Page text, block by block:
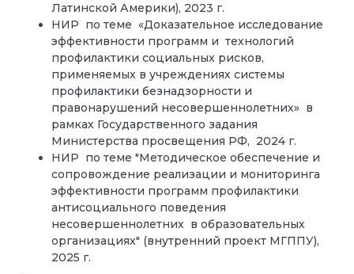
Латинской Америки), 2023 г.
НИР по теме «Доказательное исследование
эффективности программ и технологий
профилактики социальных рисков,
применяемых в учреждениях системы
профилактики безнадзорности и
правонарушений несовершеннолетних» в
рамках Государственного задания
Министерства просвещения РФ, 2024 г.
НИР по теме "Методическое обеспечение и
сопровождение реализации и мониторинга
эффективности программ профилактики
антисоциального поведения
несовершеннолетних в образовательных
организациях" (внутренний проект МГППУ),
2025 г.